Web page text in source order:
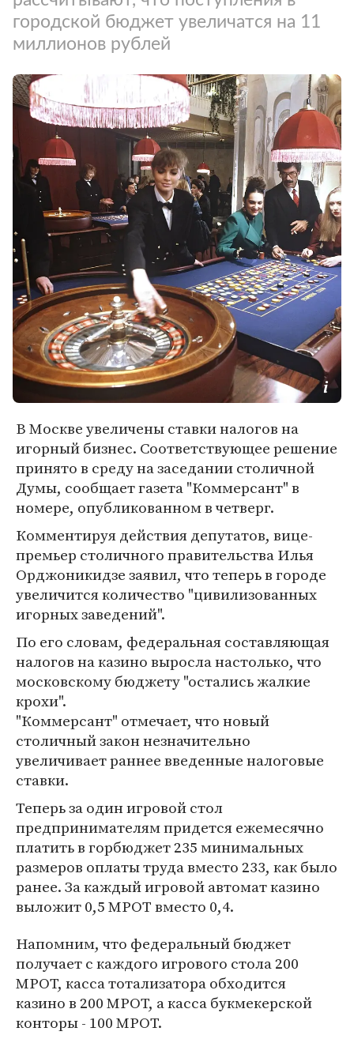
городской бюджет увеличатся на 11
миллионов рублей
В Москве увеличены ставки налогов на
игорный бизнес. Соответствующее решение
принято в среду на заседании столичной
Думы, сообщает газета "Коммерсант" в
номере, опубликованном в четверг.
Комментируя действия депутатов, вице-
премьер столичного правительства Илья
Орджоникидзе заявил, что теперь в городе
увеличится количество "цивилизованных
игорных заведений".
По его словам, федеральная составляющая
налогов на казино выросла настолько, что
московскому бюджету "остались жалкие
крохи".
"Коммерсант" отмечает, что новый
столичный закон незначительно
увеличивает раннее введенные налоговые
ставки.
Теперь за один игровой стол
предпринимателям придется ежемесячно
платить в горбюджет 235 минимальных
размеров оплаты труда вместо 233, как было
ранее. За каждый игровой автомат казино
выложит 0,5 МРОТ вместо 0,4.
Напомним, что федеральный бюджет
получает с каждого игрового стола 200
МРОТ, касса тотализатора обходится
казино в 200 МРОТ, а касса букмекерской
конторы - 100 МРОТ.